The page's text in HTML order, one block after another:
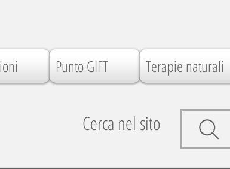
Punto GIFT Terapie naturali
Cerca nel sito